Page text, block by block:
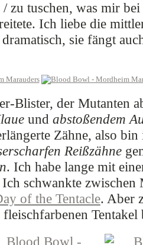
zu tuschen, was mir
Ich liebe die
sie fängt
Blister, der Mutanten
und abstoßendem
Zähne, also
Reißzähne
. Ich habe lange mit
schwankte
of the Tentacle. Aber
Tentakel